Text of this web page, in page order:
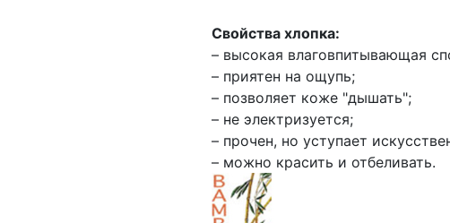
Свойства хлопка:
– высокая влаговпитывающая
– приятен на ощупь;
– позволяет коже "дышать";
– не электризуется;
– прочен, но уступает
– можно красить и отбеливать.